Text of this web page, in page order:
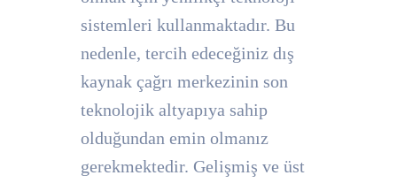
sistemleri kullanmaktadır. Bu
nedenle, tercih edeceğiniz dış
kaynak çağrı merkezinin son
teknolojik altyapıya sahip
olduğundan emin olmanız
gerekmektedir. Gelişmiş ve üst